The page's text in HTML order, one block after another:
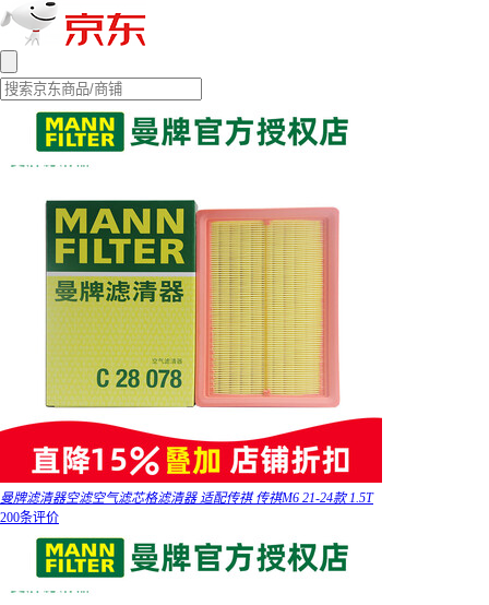
曼牌滤清器空滤空气滤芯格滤清器 适配传祺 传祺M6 21-24款 1.5T
200条评价